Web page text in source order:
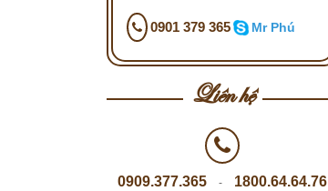
0901 379 365 Mr Phú
Liên hệ
0909.377.365 - 1800.64.64.76